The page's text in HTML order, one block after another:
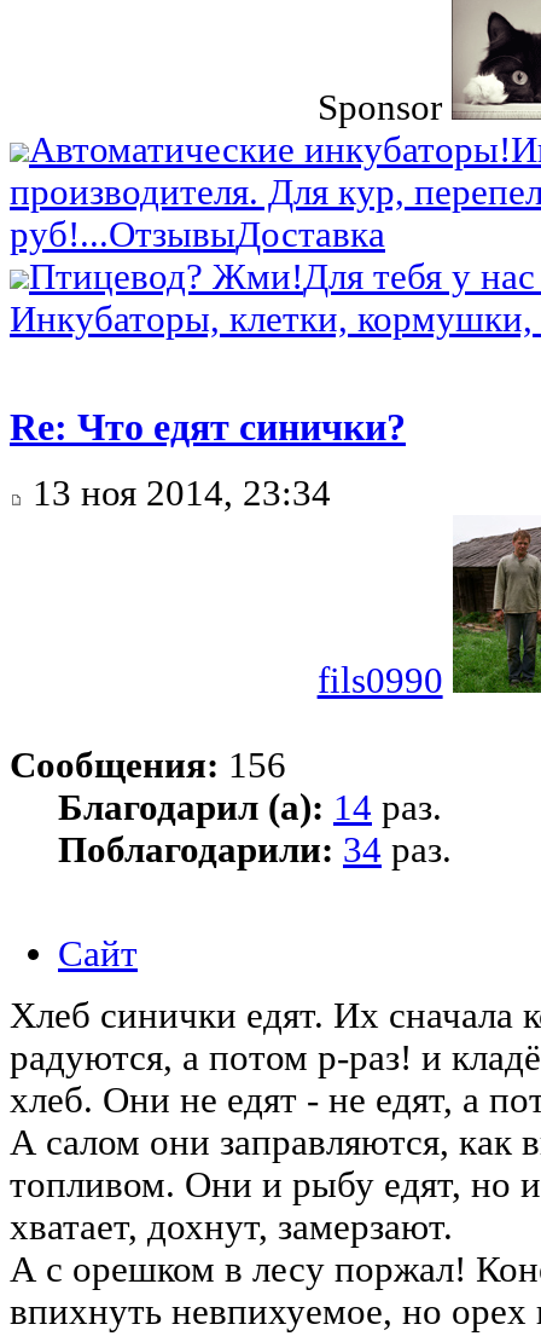
Sponsor
Автоматические инкубаторы!
производителя. Для кур,
руб!...ОтзывыДоставка
Птицевод? Жми!Для тебя у
Инкубаторы, клетки,
Re: Что едят синички?
13 ноя 2014, 23:34
fils0990
Сообщения: 156
Благодарил (а): 14 раз.
Поблагодарили: 34 раз.
Сайт
Хлеб синички едят. Их сначала
радуются, а потом р-раз! и
хлеб. Они не едят - не едят, а
А салом они заправляются, как
топливом. Они и рыбу едят, но
хватает, дохнут, замерзают.
А с орешком в лесу поржал!
впихнуть невпихуемое, но орех